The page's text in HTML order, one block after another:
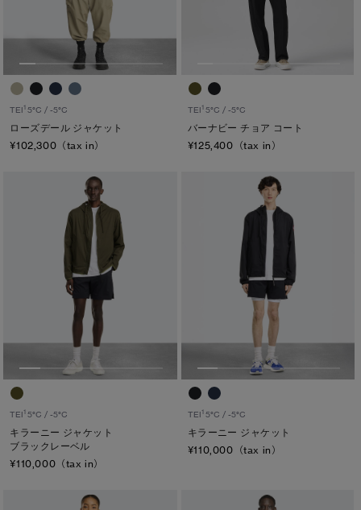
TEI1 5°C / -5°C
ローズデール ジャケット
¥102,300（tax in）
TEI15°C / -5°C
バーナビー チョア コート
¥125,400（tax in）
TEI1 5°C / -5°C
キラーニー ジャケット
ブラックレーベル
¥110,000（tax in）
TEI15°C / -5°C
キラーニー ジャケット
¥110,000（tax in）